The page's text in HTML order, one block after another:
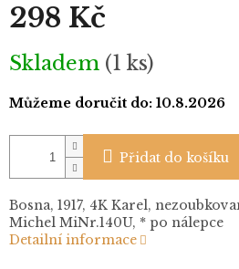
298 Kč
Měrná
cena:
Skladem (1 ks)
Můžeme doručit do: 10.8.2026
Přidat do košíku
Bosna, 1917, 4K Karel,
Michel MiNr.140U, * po nálepce
Detailní informace